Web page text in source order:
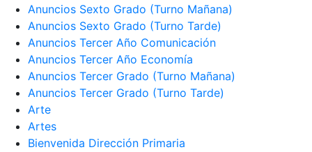
Anuncios Sexto Grado (Turno Mañana)
Anuncios Sexto Grado (Turno Tarde)
Anuncios Tercer Año Comunicación
Anuncios Tercer Año Economía
Anuncios Tercer Grado (Turno Mañana)
Anuncios Tercer Grado (Turno Tarde)
Arte
Artes
Bienvenida Dirección Primaria